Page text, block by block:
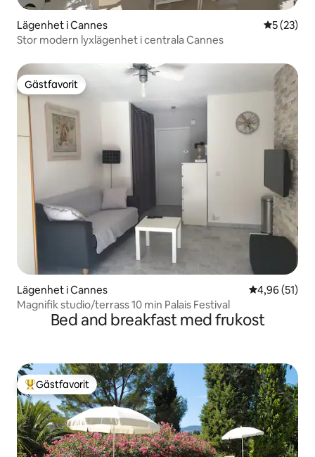
Lägenhet i Cannes 5 av 5 i
5 (23)
Stor modern lyxlägenhet i centrala Cannes
Gästfavorit
Gästfavorit
Lägenhet i Cannes 4,96 av 5 i
4,96 (51)
Magnifik studio/terrass 10 min Palais Festival
Bed and breakfast med frukost
Populär gästfavorit
Gästfavorit